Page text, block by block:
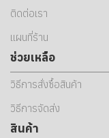
ติดต่อเรา
แผนที่ร้าน
ช่วยเหลือ
วิธีการสั่งซื้อสินค้า
วิธีการจัดส่ง
สินค้า